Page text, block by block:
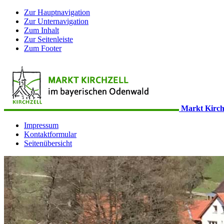
Zur Hauptnavigation
Zur Unternavigation
Zum Inhalt
Zur Seitenleiste
Zum Footer
Markt
Impressum
Kontaktformular
Seitenübersicht